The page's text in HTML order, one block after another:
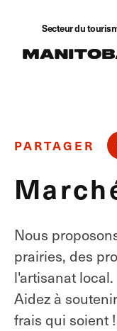
Secteur du
PARTAGER
Nous
prairies, des
l'artisanat local.
Aidez à
frais qui soient !